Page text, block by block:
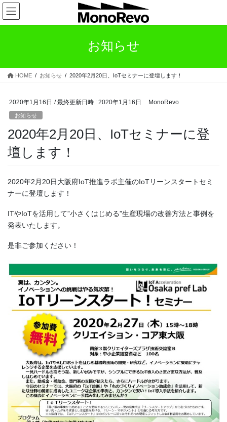
コ
ン
テ
ス
ナ
ビ
ゲ
ン
お知らせ
HOME お知らせ 2020年2月20日、IoTセミナーに登壇します！
2020年1月16日 / 最終更新日時 : 2020年1月16日 MonoRevo
お知らせ
2020年2月20日、IoTセミナーに登
壇します！
2020年2月20日大阪府IoT推進ラボ主催のIoTリーンスタートセミ
ナーに登壇します！
ITやIoTを活用して”小さくはじめる”生産現場の改善方法と事例を
発表いたします。
是非ご参加ください！